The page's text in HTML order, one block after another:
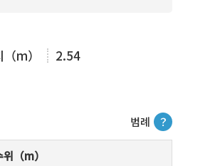
m） 2.54
범례 ？
위（m）